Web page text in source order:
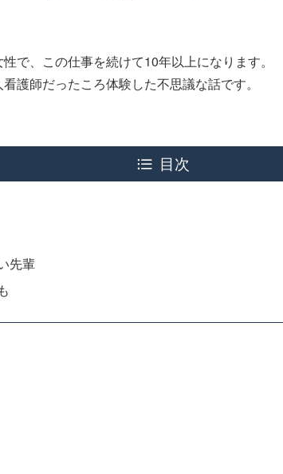
で、この仕事を続けて10年以上になります。
護師だったころ体験した不思議な話です。
目次
先輩